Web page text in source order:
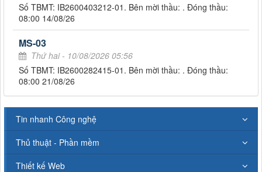
Số TBMT: IB2600403212-01. Bên mời thầu: . Đóng thầu:
08:00 14/08/26
MS-03
Thứ hai - 10/08/2026 05:56
Số TBMT: IB2600282415-01. Bên mời thầu: . Đóng thầu:
08:00 21/08/26
Tin nhanh Công nghệ
Thủ thuật - Phần mềm
Thiết kế Web